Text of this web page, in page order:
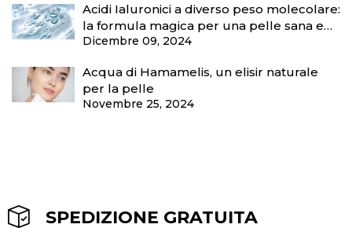
Acidi Ialuronici a diverso peso molecolare:
la formula magica per una pelle sana e
protetta
Dicembre 09, 2024
Acqua di Hamamelis, un elisir naturale
per la pelle
Novembre 25, 2024
SPEDIZIONE GRATUITA